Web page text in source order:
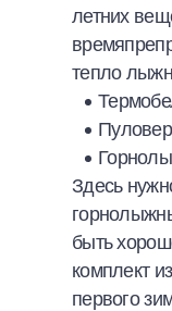
летних
тепло
Здесь
быть
комплект
первого